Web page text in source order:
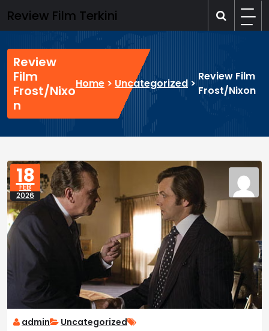
to
content
Review Film Terkini
Review
Film
Frost/Nixo
n
Home > Uncategorized >
Review Film
Frost/Nixon
18
FEB
2026
admin Uncategorized